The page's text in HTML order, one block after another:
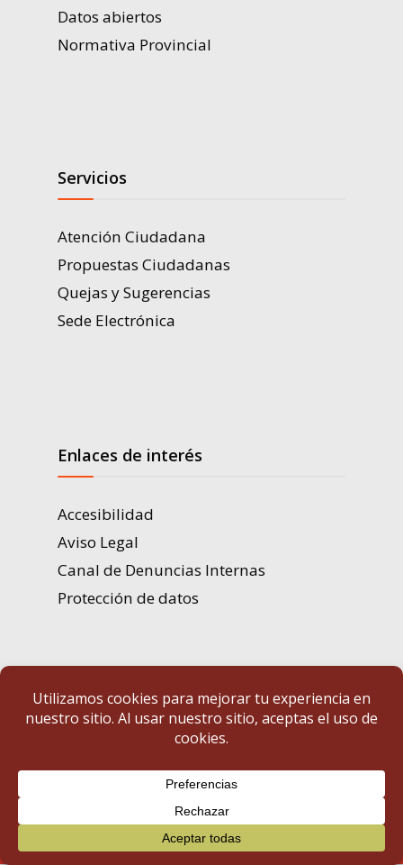
Datos abiertos
Normativa Provincial
Servicios
Atención Ciudadana
Propuestas Ciudadanas
Quejas y Sugerencias
Sede Electrónica
Enlaces de interés
Accesibilidad
Aviso Legal
Canal de Denuncias Internas
Protección de datos
Portal de Transparencia | Diputación de Badajoz